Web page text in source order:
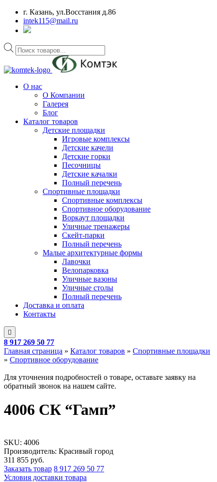
г. Казань, ул.Восстания д.86
intek115@mail.ru
Поиск
товаров
О нас
О Компании
Галерея
Блог
Каталог товаров
Детские площадки
Игровые комплексы
Детские качели
Детские горки
Песочницы
Детские качалки
Полный перечень
Спортивные площадки
Спортивные комплексы
Спортивное оборудование
Воркаут площадки
Уличные тренажеры
Скейт-парки
Полный перечень
Малые архитектурные формы
Лавочки
Велопарковка
Уличные вазоны
Уличные столы
Полный перечень
Доставка и оплата
Контакты
8 917 269 50 77
Главная страница » Каталог товаров » Спортивные площадки
» Спортивное оборудование
Для уточнения подробностей о товаре, оставьте заявку на
обратный звонок на нашем сайте.
4006 СК “Гамп”
SKU: 4006
Производитель: Красивый город
311 855 руб.
Заказать товар 8 917 269 50 77
Условия доставки товара